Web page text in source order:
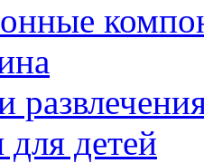
детей